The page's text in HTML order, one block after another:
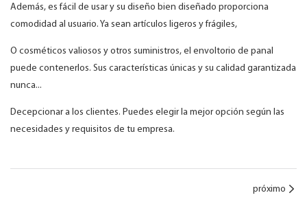
Además, es fácil de usar y su diseño bien diseñado proporciona
comodidad al usuario. Ya sean artículos ligeros y frágiles,
O cosméticos valiosos y otros suministros, el envoltorio de panal
puede contenerlos. Sus características únicas y su calidad garantizada
nunca...
Decepcionar a los clientes. Puedes elegir la mejor opción según las
necesidades y requisitos de tu empresa.
próximo